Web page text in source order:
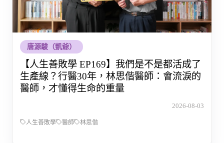
唐源駿（凱爺）
【人生善敗學 EP169】我們是不是都活成了
生產線？行醫30年，林思偕醫師：會流淚的
醫師，才懂得生命的重量
2026-08-03
人生善敗學 醫師 林思偕